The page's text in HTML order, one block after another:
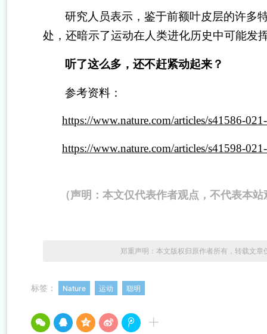
研究人员表示，鉴于前额叶皮层的许多
处，还暗示了运动在人类进化历史中可能发
听了这么多，还不赶紧动起来？
参考资料：
https://www.nature.com/articles/s41586-
https://www.nature.com/articles/s41598-
（声明：本文仅代表作者观点，不代表本
郑重声明：本文版权归原作者所有，转载文
标签： Nature 运动 聪明